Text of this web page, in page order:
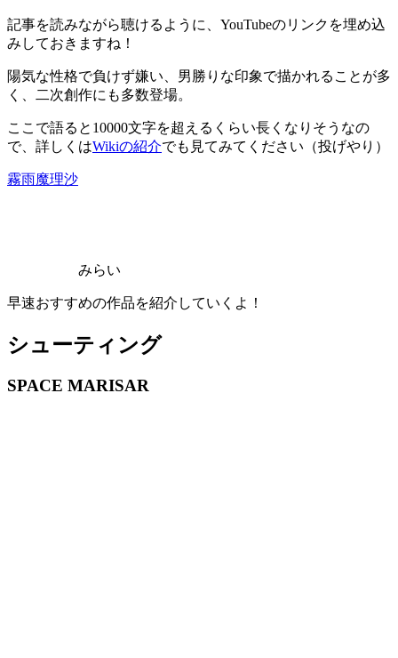
記事を読みながら聴けるように、YouTubeのリンクを埋め込
みしておきますね！
陽気な性格で負けず嫌い、男勝りな印象で描かれることが多
く、二次創作にも多数登場。
ここで語ると10000文字を超えるくらい長くなりそう なの
で、詳しくはWikiの紹介でも見てみてください（投げやり）
霧雨魔理沙
みらい
早速おすすめの作品を紹介していくよ！
シューティング
SPACE MARISAR